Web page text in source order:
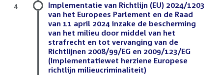
Implementatie van Richtlijn (EU) 2024/1203
van het Europees Parlement en de Raad
van 11 april 2024 inzake de bescherming
van het milieu door middel van het
strafrecht en tot vervanging van de
Richtlijnen 2008/99/EG en 2009/123/EG
(Implementatiewet herziene Europese
richtlijn milieucriminaliteit)
4